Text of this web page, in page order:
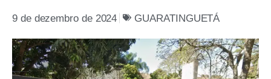
9 de dezembro de 2024 GUARATINGUETÁ